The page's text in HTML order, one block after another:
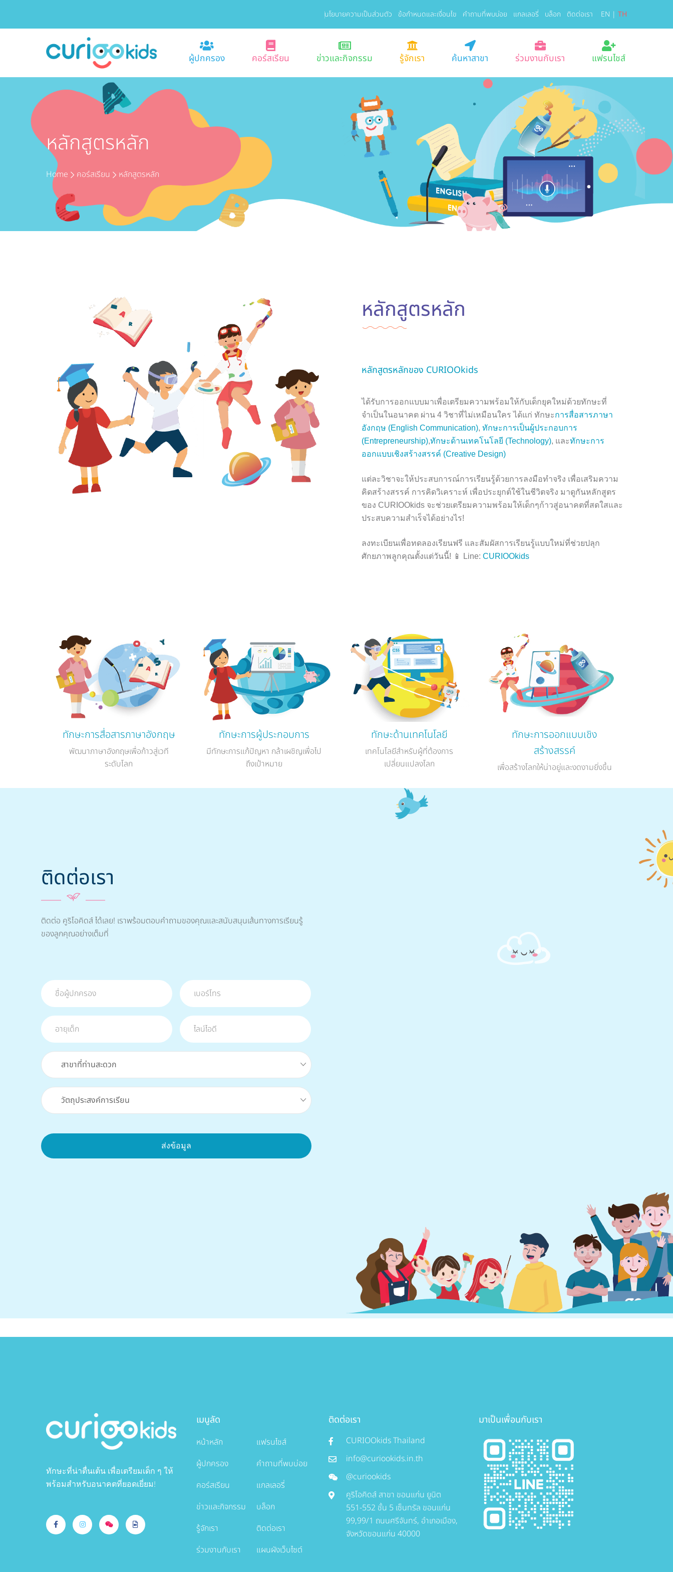
นโยบายความเป็นส่วนตัว ข้อกำหนดและเงื่อนไข คำถามที่พบบ่อย แกลเลอรี่ บล็อก ติดต่อเรา EN | TH
ผู้ปกครอง คอร์สเรียน ข่าวและกิจกรรม รู้จักเรา ค้นหาสาขา ร่วมงานกับเรา แฟรนไชส์
หลักสูตรหลัก
Home คอร์สเรียน หลักสูตรหลัก
หลักสูตรหลัก
หลักสูตรหลักของ CURIOOkids
ได้รับการออกแบบมาเพื่อเตรียมความพร้อมให้กับเด็กยุคใหม่ด้วยทักษะที่
จำเป็นในอนาคต ผ่าน 4 วิชาที่ไม่เหมือนใคร ได้แก่ ทักษะการสื่อสารภาษา
อังกฤษ (English Communication), ทักษะการเป็นผู้ประกอบการ
(Entrepreneurship),ทักษะด้านเทคโนโลยี (Technology), และทักษะการ
ออกแบบเชิงสร้างสรรค์ (Creative Design)
แต่ละวิชาจะให้ประสบการณ์การเรียนรู้ด้วยการลงมือทำจริง เพื่อเสริมความ
คิดสร้างสรรค์ การคิดวิเคราะห์ เพื่อประยุกต์ใช้ในชีวิตจริง มาดูกันหลักสูตร
ของ CURIOOkids จะช่วยเตรียมความพร้อมให้เด็กๆก้าวสู่อนาคตที่สดใสและ
ประสบความสำเร็จได้อย่างไร!
ลงทะเบียนเพื่อทดลองเรียนฟรี และสัมผัสการเรียนรู้แบบใหม่ที่ช่วยปลุก
ศักยภาพลูกคุณตั้งแต่วันนี้! 📱 Line: CURIOOkids
ทักษะการสื่อสารภาษาอังกฤษ
พัฒนาภาษาอังกฤษเพื่อก้าวสู่เวที
ระดับโลก
ทักษะการผู้ประกอบการ
มีทักษะการแก้ปัญหา กล้าเผชิญเพื่อไป
ถึงเป้าหมาย
ทักษะด้านเทคโนโลยี
เทคโนโลยีสำหรับผู้ที่ต้องการ
เปลี่ยนแปลงโลก
ทักษะการออกแบบเชิง
สร้างสรรค์
เพื่อสร้างโลกให้น่าอยู่และงดงามยิ่งขึ้น
ติดต่อเรา
ติดต่อ คูริโอคิดส์ ได้เลย! เราพร้อมตอบคำถามของคุณและสนับสนุนเส้นทางการเรียนรู้
ของลูกคุณอย่างเต็มที่
สาขาที่ท่านสะดวก
วัตถุประสงค์การเรียน
ทักษะที่น่าตื่นเต้น เพื่อเตรียมเด็ก ๆ ให้
พร้อมสำหรับอนาคตที่ยอดเยี่ยม!
เมนูลัด
หน้าหลัก
ผู้ปกครอง
คอร์สเรียน
ข่าวและกิจกรรม
รู้จักเรา
ร่วมงานกับเรา
แฟรนไชส์
คำถามที่พบบ่อย
แกลเลอรี่
บล็อก
ติดต่อเรา
แผนผังเว็บไซต์
ติดต่อเรา
CURIOOkids Thailand
info@curiookids.in.th
@curiookids
คูริโอคิดส์ สาขา ขอนแก่น ยูนิต
551-552 ชั้น 5 เซ็นทรัล ขอนแก่น
99,99/1 ถนนศรีจันทร์, อำเภอเมือง,
จังหวัดขอนแก่น 40000
มาเป็นเพื่อนกับเรา